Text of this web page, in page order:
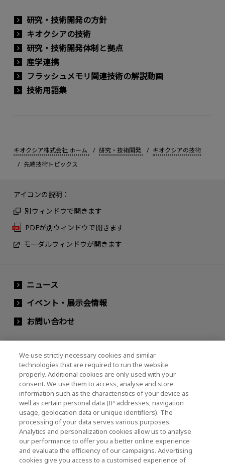
研究・技術開発の方針
キオクシアの技術
研究・技術開発体制と拠点
産学連携
フラッシュメモリ関連技術の解説動画
技術用語集
キオクシア株式会社 ホーム 研究・技術開発
キオクシアの技術
先端技術トピックス
アイコンの説明：
別ウィンドウで開きます
PDFが別ウィンドウで開きます
モーダルウィンドウが開きます
ニュース
イベント・展示会情報
お問い合わせ
キオクシアホールディングス株式会社（グルー
プ・IR情報）
キオクシアホールディングス株式会社 ホーム
株主・投資家情報
We use strictly necessary cookies and similar
technologies that are required to run the website
properly. Additional cookies are only used with your
consent. We use them to access, analyse and store
information such as the characteristics of your device as
well as certain personal data (IP addresses, navigation
usage, geolocation data or unique identifiers). The
processing of your data serves various purposes:
Analytics and personalization cookies allow us to analyse
our performance to offer you a better online experience
and evaluate the efficiency of our campaigns. Advertising
cookies give you access to a customised experience of